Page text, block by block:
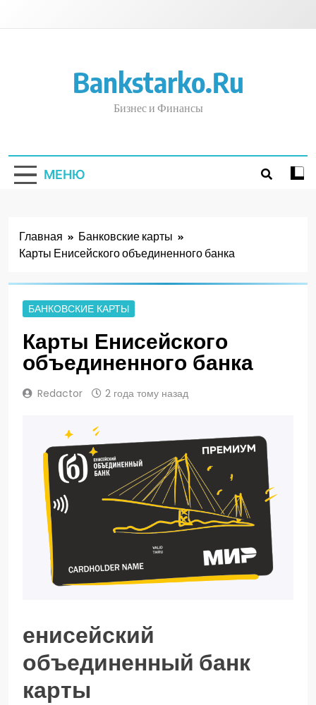
Bankstarko.ru
Бизнес и Финансы
МЕНЮ
Главная
Банковские карты
Карты Енисейского объединенного банка
БАНКОВСКИЕ КАРТЫ
Карты Енисейского
объединенного банка
Redactor 2 года тому назад
енисейский
объединенный банк
карты